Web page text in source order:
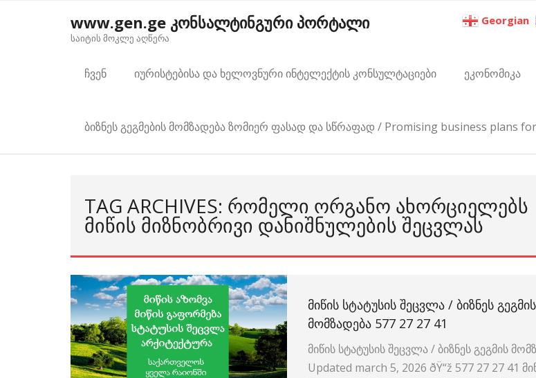
www.gen.ge კონსალტინგური პორტალი
საიტის მოკლე აღწერა
ჩვენ იურისტებისა და ხელოვნური ინტელექტის კონსულტაციები ეკონომიკა
ბიზნეს გეგმების მომზადება ზომიერ ფასად და სწრაფად / Promising business plans
TAG ARCHIVES: ᲠᲝᲛᲔᲚᲘ ᲝᲠᲒᲐᲜᲝ ᲐᲮᲝᲠᲪᲘᲔᲚᲔᲑᲡ
ᲛᲘᲬᲘᲡ ᲛᲘᲖᲜᲝᲑᲠᲘᲕᲘ ᲓᲐᲜᲘᲨᲜᲣᲚᲔᲑᲘᲡ ᲨᲔᲪᲕᲚᲐᲡ
ᲛᲘᲬᲘᲡ ᲡᲢᲐᲢᲣᲡᲘᲡ ᲨᲔᲪᲕᲚᲐ / ᲑᲘᲖᲜᲔᲡ ᲒᲔᲒᲛᲘᲡ
ᲛᲝᲛᲖᲐᲓᲔᲑᲐ 577 27 27 41
მიწის სტატუსის შეცვლა / ბიზნეს გეგმის
Updated march 5, 2026 ðŸ“ž 577 27 27 41
Georgian